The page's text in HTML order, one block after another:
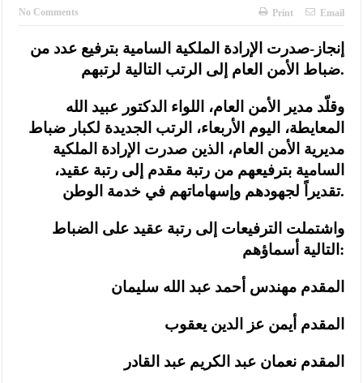
No Comments Print Email
إنجاز-صدرت الإرادة الملكية السامية بترفيع عدد من
ضباط الأمن العام إلى الرتب التالية لرتبهم.
وقلّد مدير الأمن العام، اللواء الدكتور عبيد الله
المعايطة، اليوم الأربعاء، الرتب الجديدة لكبار ضباط
مديرية الأمن العام، الذين صدرت الإرادة الملكية
السامية بترفيعهم من رتبة مقدم إلى رتبة عقيد،
تقديراً لجهودهم وإسهاماتهم في خدمة الوطن.
واشتملت الترفيعات إلى رتبة عقيد على الضباط
التالية أسماؤهم:
المقدم مهندس أحمد عبد الله سليمان
المقدم أيمن عز الدين يعقوب
المقدم نعمان عبد الكريم عبد القادر